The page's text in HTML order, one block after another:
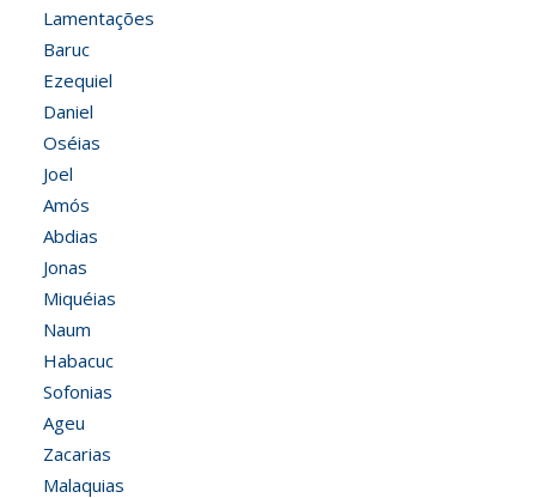
Lamentações
Baruc
Ezequiel
Daniel
Oséias
Joel
Amós
Abdias
Jonas
Miquéias
Naum
Habacuc
Sofonias
Ageu
Zacarias
Malaquias